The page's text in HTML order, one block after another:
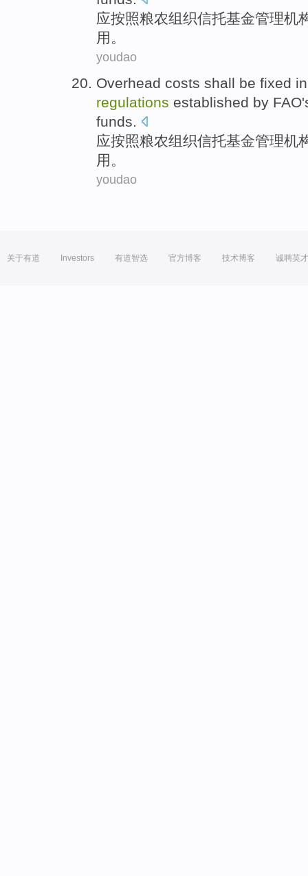
应按照粮农组织信托基金管理机
用 。
youdao
Overhead costs shall be fixed
regulations established by
funds.
应按照粮农组织信托基金管理机
用 。
youdao
关于有道 Investors 有道智选 官方博客 技术博客 诚聘英才